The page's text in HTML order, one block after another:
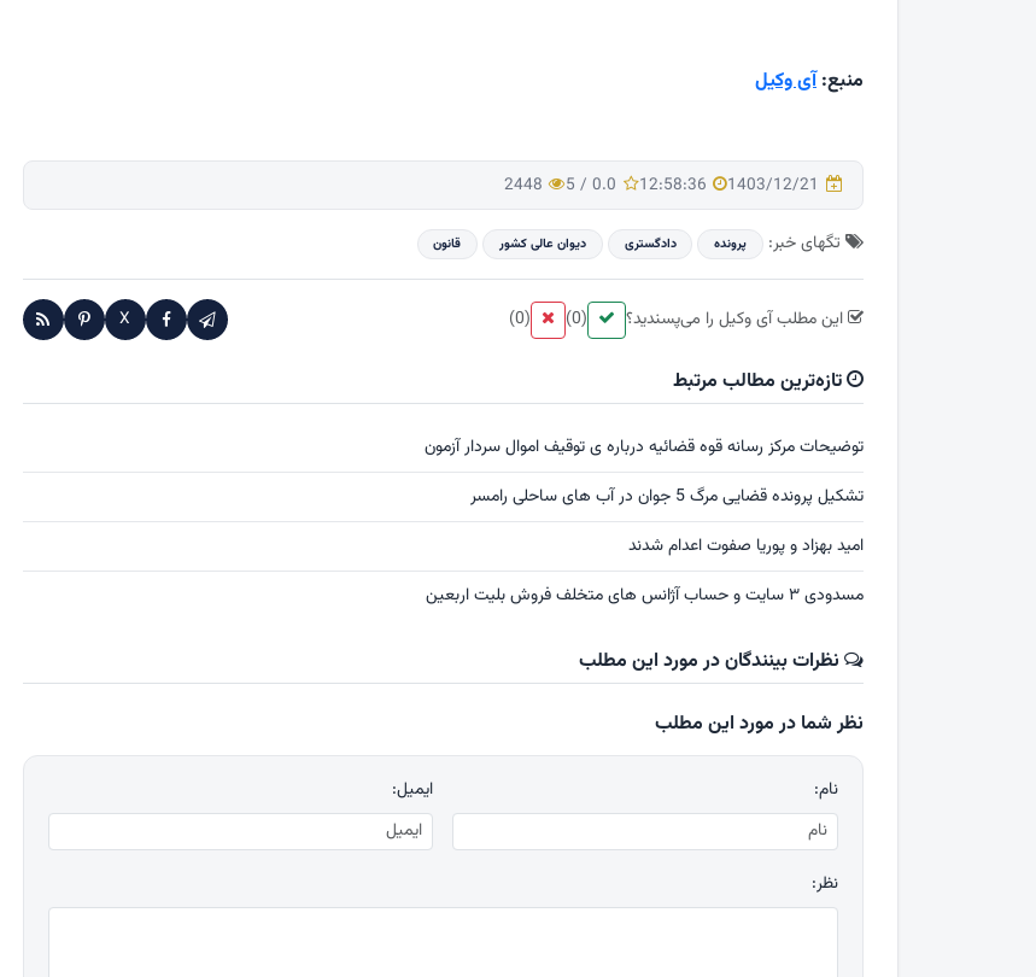
منبع:آی وكیل
1403/12/21
12:58:36
0.0
/
5
2448
تگهای خبر: پرونده دادگستری دیوان عالی كشور قانون
این مطلب آی وکیل را می‌پسندید؟ (0)
(0)
X
تازه‌ترین مطالب مرتبط
توضیحات مرکز رسانه قوه قضائیه درباره ی توقیف اموال سردار آزمون
تشکیل پرونده قضایی مرگ 5 جوان در آب های ساحلی رامسر
امید بهزاد و پوریا صفوت اعدام شدند
مسدودی ۳ سایت و حساب آژانس های متخلف فروش بلیت اربعین
نظرات بینندگان در مورد این مطلب
نظر شما در مورد این مطلب
نام: ایمیل:
نظر: